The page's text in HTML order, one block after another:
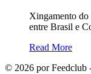
Xingamento
entre Brasil e
Read More
© 2026 por Feedclub